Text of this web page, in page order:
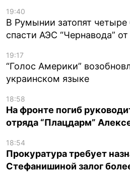
19:40
В Румынии затопят
спасти АЭС “Чернавода”
19:17
“Голос Америки”
украинском языке
18:58
На фронте погиб
отряда “Плацдарм”
18:54
Прокуратура требует
Стефанишиной залог